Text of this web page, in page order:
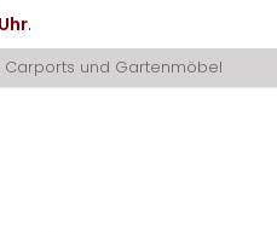
.
Carports und Gartenmöbel